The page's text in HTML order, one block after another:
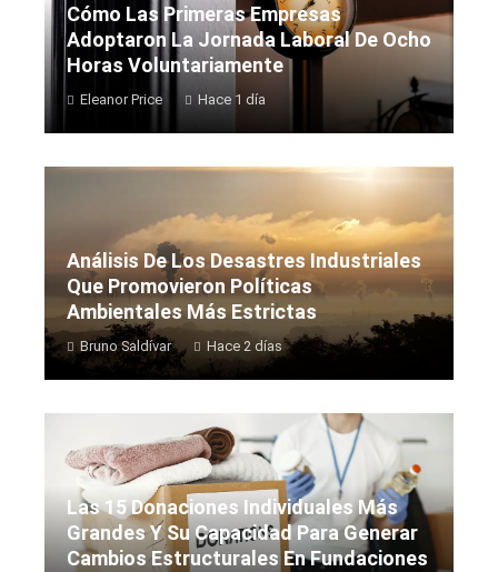
Cómo Las Primeras Empresas
Adoptaron La Jornada Laboral De Ocho
Horas Voluntariamente
Eleanor Price Hace 1 día
Análisis De Los Desastres Industriales
Que Promovieron Políticas
Ambientales Más Estrictas
Bruno Saldívar Hace 2 días
Las 15 Donaciones Individuales Más
Grandes Y Su Capacidad Para Generar
Cambios Estructurales En Fundaciones